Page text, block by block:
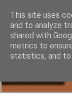
This site uses
and to analyze
shared with
metrics to
statistics, and to